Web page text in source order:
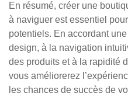
En résumé, créer une
à naviguer est essentiel
potentiels. En accordant
design, à la navigation
des produits et à la rapidité
vous améliorerez
les chances de succès de